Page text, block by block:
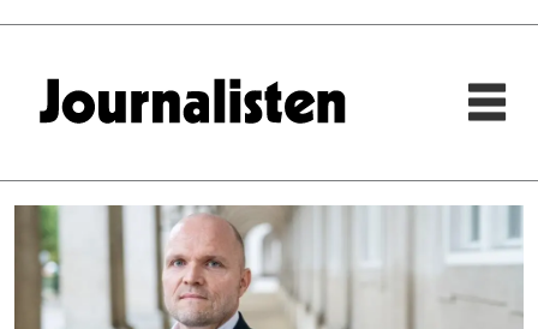
Tag:
nisjejournalistikk